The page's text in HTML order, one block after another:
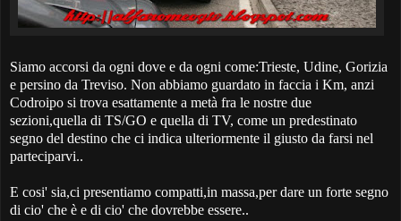
Siamo accorsi da ogni dove e da ogni come:Trieste, Udine, Gorizia
e persino da Treviso. Non abbiamo guardato in faccia i Km, anzi
Codroipo si trova esattamente a metà fra le nostre due
sezioni,quella di TS/GO e quella di TV, come un predestinato
segno del destino che ci indica ulteriormente il giusto da farsi nel
parteciparvi..
E cosi' sia,ci presentiamo compatti,in massa,per dare un forte segno
di cio' che è e di cio' che dovrebbe essere..